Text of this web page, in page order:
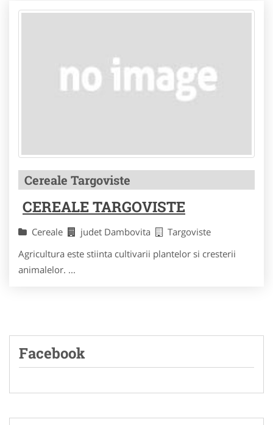
Cereale Targoviste
CEREALE TARGOVISTE
Cereale judet Dambovita
Targoviste
Agricultura este stiinta cultivarii plantelor si cresterii
animalelor. ...
Facebook